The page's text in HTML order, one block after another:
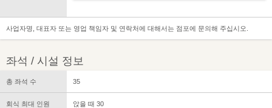
사업자명, 대표자 또는 영업 책임자 및 연락처에 대해서는 점포에 문의해 주십시오.
좌석 / 시설 정보
총 좌석 수 35
회식 최대 인원
앉을 때 30